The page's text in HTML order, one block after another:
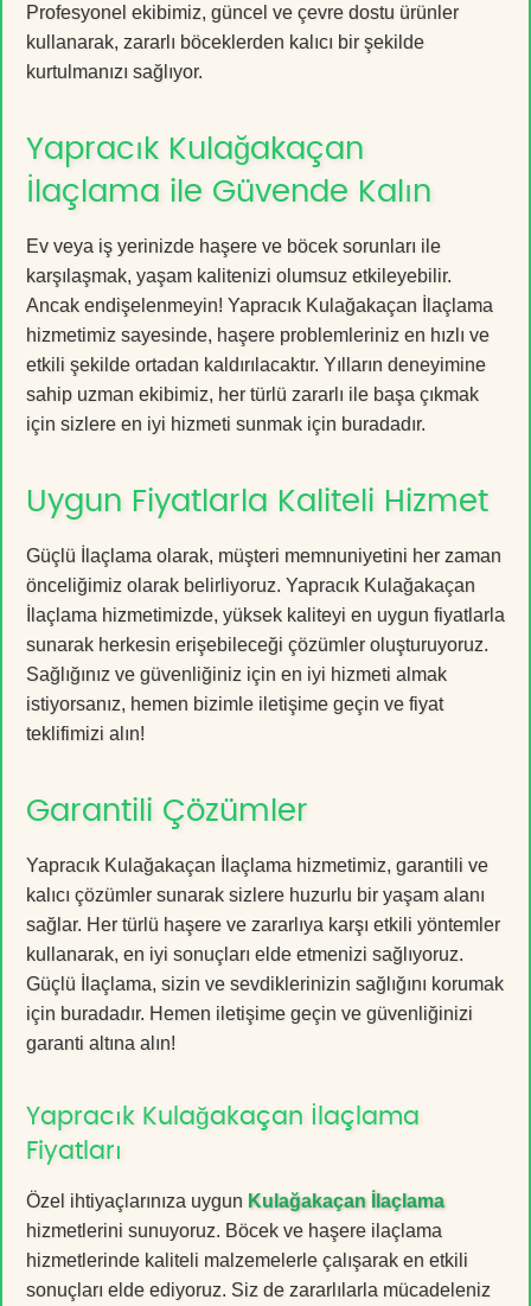
Profesyonel ekibimiz, güncel ve çevre dostu ürünler
kullanarak, zararlı böceklerden kalıcı bir şekilde
kurtulmanızı sağlıyor.
Yapracık Kulağakaçan
İlaçlama ile Güvende Kalın
Ev veya iş yerinizde haşere ve böcek sorunları ile
karşılaşmak, yaşam kalitenizi olumsuz etkileyebilir.
Ancak endişelenmeyin! Yapracık Kulağakaçan İlaçlama
hizmetimiz sayesinde, haşere problemleriniz en hızlı ve
etkili şekilde ortadan kaldırılacaktır. Yılların deneyimine
sahip uzman ekibimiz, her türlü zararlı ile başa çıkmak
için sizlere en iyi hizmeti sunmak için buradadır.
Uygun Fiyatlarla Kaliteli Hizmet
Güçlü İlaçlama olarak, müşteri memnuniyetini her zaman
önceliğimiz olarak belirliyoruz. Yapracık Kulağakaçan
İlaçlama hizmetimizde, yüksek kaliteyi en uygun fiyatlarla
sunarak herkesin erişebileceği çözümler oluşturuyoruz.
Sağlığınız ve güvenliğiniz için en iyi hizmeti almak
istiyorsanız, hemen bizimle iletişime geçin ve fiyat
teklifimizi alın!
Garantili Çözümler
Yapracık Kulağakaçan İlaçlama hizmetimiz, garantili ve
kalıcı çözümler sunarak sizlere huzurlu bir yaşam alanı
sağlar. Her türlü haşere ve zararlıya karşı etkili yöntemler
kullanarak, en iyi sonuçları elde etmenizi sağlıyoruz.
Güçlü İlaçlama, sizin ve sevdiklerinizin sağlığını korumak
için buradadır. Hemen iletişime geçin ve güvenliğinizi
garanti altına alın!
Yapracık Kulağakaçan İlaçlama
Fiyatları
Özel ihtiyaçlarınıza uygun Kulağakaçan İlaçlama
hizmetlerini sunuyoruz. Böcek ve haşere ilaçlama
hizmetlerinde kaliteli malzemelerle çalışarak en etkili
sonuçları elde ediyoruz. Siz de zararlılarla mücadeleniz